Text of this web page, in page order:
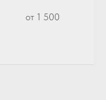
от 1 500